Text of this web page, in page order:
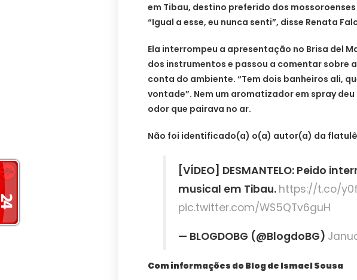
em Tibau, destino preferido dos
“Igual a esse, eu nunca senti”, disse Renata
Ela interrompeu a apresentação no Brisa del
dos instrumentos e passou a comentar sobre
conta do ambiente. “Tem dois banheiros ali,
vontade”. Nem um aromatizador em spray
odor que pairava no ar.
Não foi identificado(a) o(a) autor(a) da
[VÍDEO] DESMANTELO: Peido
musical em Tibau. https://t.co/
pic.twitter.com/WS5QTv6guH
— BLOGDOBG (@BlogdoBG)
Com informações do Blog de Ismael Sousa